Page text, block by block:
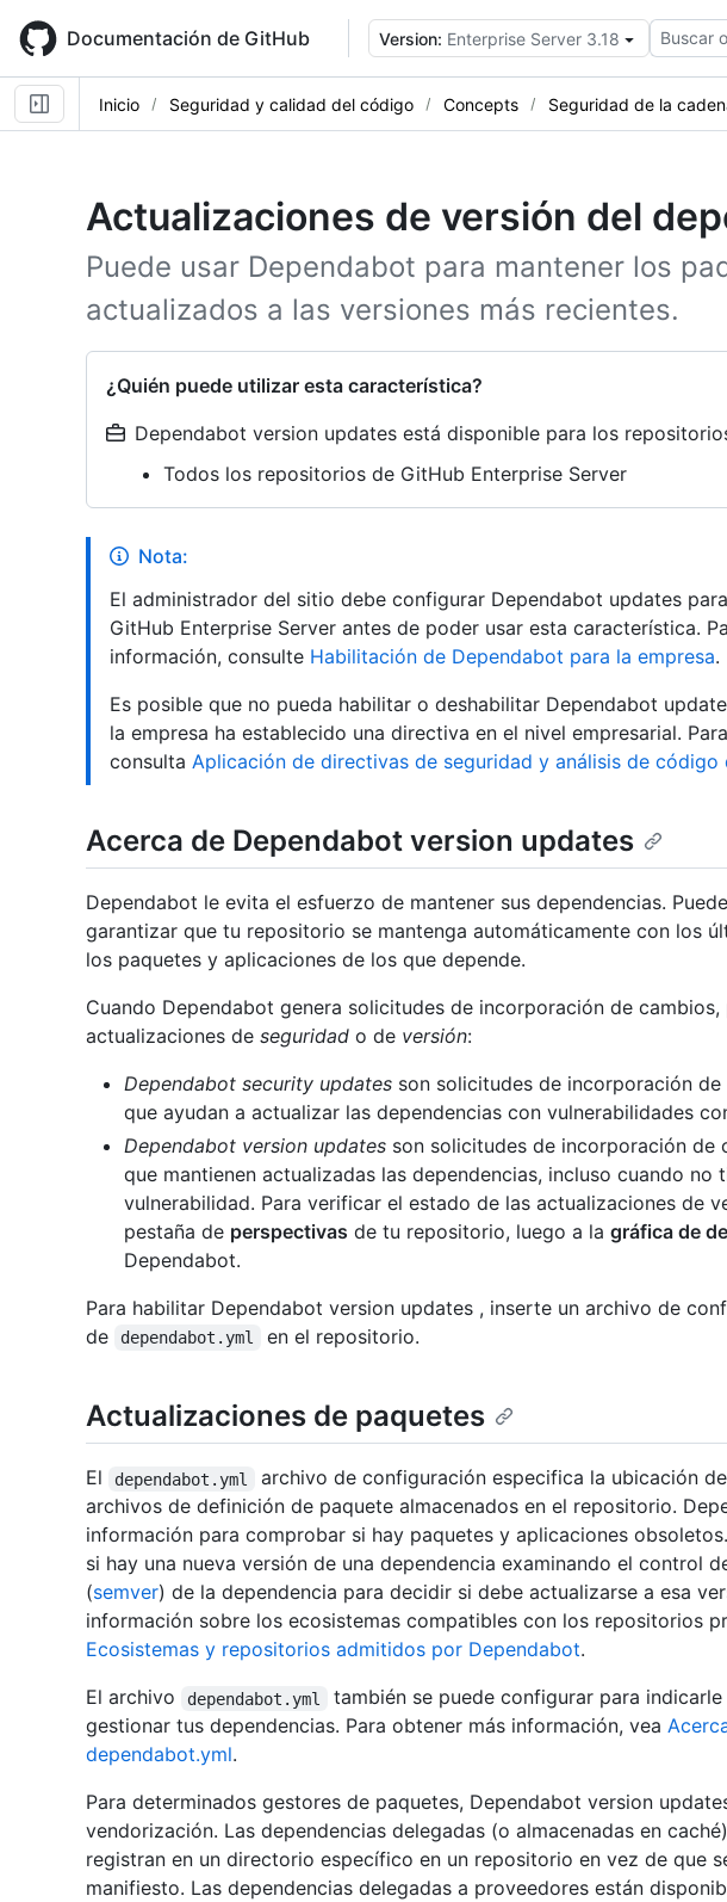
main
content
Documentación de GitHub Version: Enterprise Server 3.18 Buscar
Inicio Seguridad y calidad del código Concepts Seguridad de la
Actualizaciones de versión del
Puede usar Dependabot para mantener los
actualizados a las versiones más recientes.
¿Quién puede utilizar esta característica?
Dependabot version updates está disponible para los
Todos los repositorios de GitHub Enterprise Server
Nota:
El administrador del sitio debe configurar Dependabot updates
GitHub Enterprise Server antes de poder usar esta característica.
información, consulte Habilitación de Dependabot para la empresa.
Es posible que no pueda habilitar o deshabilitar Dependabot
la empresa ha establecido una directiva en el nivel empresarial.
consulta Aplicación de directivas de seguridad y análisis de código
Acerca de Dependabot version updates
Dependabot le evita el esfuerzo de mantener sus dependencias.
garantizar que tu repositorio se mantenga automáticamente con los
los paquetes y aplicaciones de los que depende.
Cuando Dependabot genera solicitudes de incorporación de cambios,
actualizaciones de seguridad o de versión:
Dependabot security updates son solicitudes de incorporación
que ayudan a actualizar las dependencias con vulnerabilidades
Dependabot version updates son solicitudes de incorporación de
que mantienen actualizadas las dependencias, incluso cuando no
vulnerabilidad. Para verificar el estado de las actualizaciones de
pestaña de perspectivas de tu repositorio, luego a la gráfica de
Dependabot.
Para habilitar Dependabot version updates , inserte un archivo de
de
dependabot.yml en el repositorio.
Actualizaciones de paquetes
El dependabot.yml
archivo de configuración especifica la ubicación
archivos de definición de paquete almacenados en el repositorio.
información para comprobar si hay paquetes y aplicaciones
si hay una nueva versión de una dependencia examinando el control
(semver) de la dependencia para decidir si debe actualizarse a esa
información sobre los ecosistemas compatibles con los repositorios
Ecosistemas y repositorios admitidos por Dependabot.
El archivo
dependabot.yml
también se puede configurar para
gestionar tus dependencias. Para obtener más información, vea
dependabot.yml.
Para determinados gestores de paquetes, Dependabot version
vendorización. Las dependencias delegadas (o almacenadas en
registran en un directorio específico en un repositorio en vez de que
manifiesto. Las dependencias delegadas a proveedores están